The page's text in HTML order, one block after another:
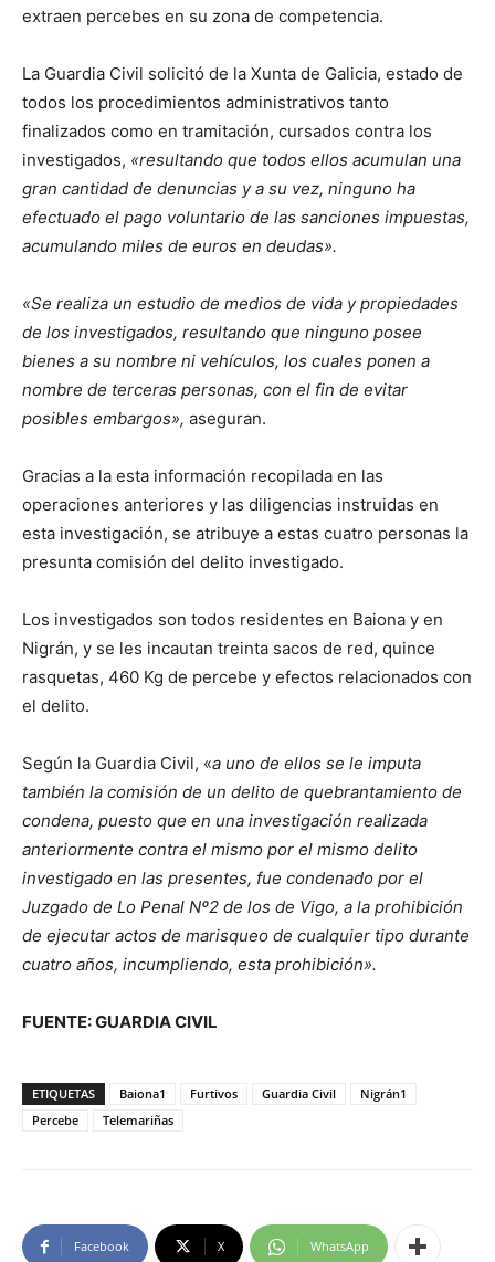
extraen percebes en su zona de competencia.
La Guardia Civil solicitó de la Xunta de Galicia, estado de
todos los procedimientos administrativos tanto
finalizados como en tramitación, cursados contra los
investigados, «resultando que todos ellos acumulan una
gran cantidad de denuncias y a su vez, ninguno ha
efectuado el pago voluntario de las sanciones impuestas,
acumulando miles de euros en deudas».
«Se realiza un estudio de medios de vida y propiedades
de los investigados, resultando que ninguno posee
bienes a su nombre ni vehículos, los cuales ponen a
nombre de terceras personas, con el fin de evitar
posibles embargos», aseguran.
Gracias a la esta información recopilada en las
operaciones anteriores y las diligencias instruidas en
esta investigación, se atribuye a estas cuatro personas la
presunta comisión del delito investigado.
Los investigados son todos residentes en Baiona y en
Nigrán, y se les incautan treinta sacos de red, quince
rasquetas, 460 Kg de percebe y efectos relacionados con
el delito.
Según la Guardia Civil, «a uno de ellos se le imputa
también la comisión de un delito de quebrantamiento de
condena, puesto que en una investigación realizada
anteriormente contra el mismo por el mismo delito
investigado en las presentes, fue condenado por el
Juzgado de Lo Penal Nº2 de los de Vigo, a la prohibición
de ejecutar actos de marisqueo de cualquier tipo durante
cuatro años, incumpliendo, esta prohibición».
FUENTE: GUARDIA CIVIL
ETIQUETAS Baiona1 Furtivos Guardia Civil
Nigrán1
Percebe
Telemariñas
Facebook X WhatsApp